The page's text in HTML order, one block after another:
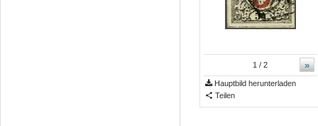
»
1 / 2
Hauptbild herunterladen
Teilen